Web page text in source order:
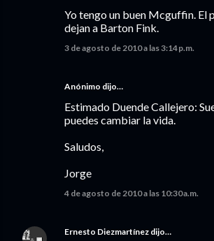
Yo tengo un buen Mcguffin. El
dejan a Barton Fink.
3 de agosto de 2010 a las 3:14 p.m.
Anónimo dijo…
Estimado Duende Callejero:
puedes cambiar la vida.
Saludos,
Jorge
4 de agosto de 2010 a las 10:30 a.m.
Ernesto Diezmartínez dijo…